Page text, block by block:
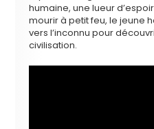
humaine, une lueur
mourir à petit feu, le jeune
vers l’inconnu pour
civilisation.